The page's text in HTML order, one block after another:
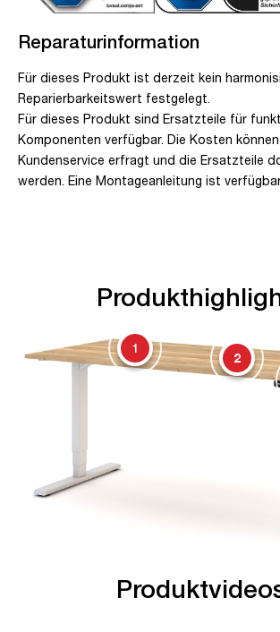
Reparaturinformation
Für dieses Produkt ist derzeit kein
Reparierbarkeitswert festgelegt.
Für dieses Produkt sind Ersatzteile für
Komponenten verfügbar. Die Kosten
Kundenservice erfragt und die Ersatzteile
werden. Eine Montageanleitung ist
1
2